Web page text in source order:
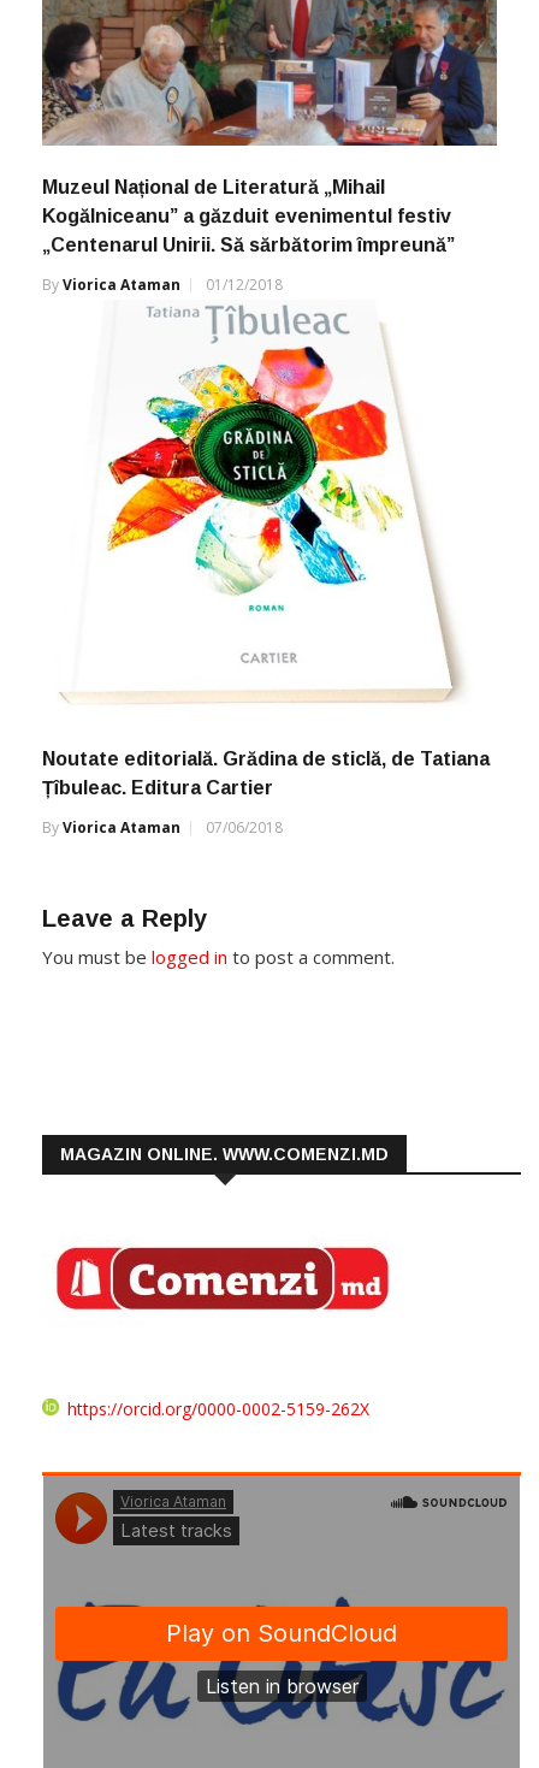
Muzeul Național de Literatură „Mihail
Kogălniceanu” a găzduit evenimentul festiv
„Centenarul Unirii. Să sărbătorim împreună”
ByViorica Ataman 01/12/2018
Noutate editorială. Grădina de sticlă, de Tatiana
Țîbuleac. Editura Cartier
ByViorica Ataman 07/06/2018
Leave a Reply
You must be logged in to post a comment.
MAGAZIN ONLINE. WWW.COMENZI.MD
https://orcid.org/0000-0002-5159-262X